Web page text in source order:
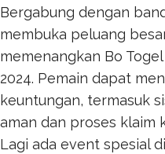
Bergabung dengan
membuka peluang
memenangkan Bo
2024. Pemain dapat
keuntungan, termasuk
aman dan proses klaim
Lagi ada event spesial